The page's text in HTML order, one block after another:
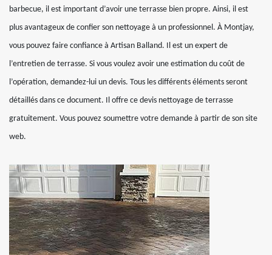
barbecue, il est important d’avoir une terrasse bien propre. Ainsi, il est
plus avantageux de confier son nettoyage à un professionnel. À Montjay,
vous pouvez faire confiance à Artisan Balland. Il est un expert de
l’entretien de terrasse. Si vous voulez avoir une estimation du coût de
l’opération, demandez-lui un devis. Tous les différents éléments seront
détaillés dans ce document. Il offre ce devis nettoyage de terrasse
gratuitement. Vous pouvez soumettre votre demande à partir de son site
web.